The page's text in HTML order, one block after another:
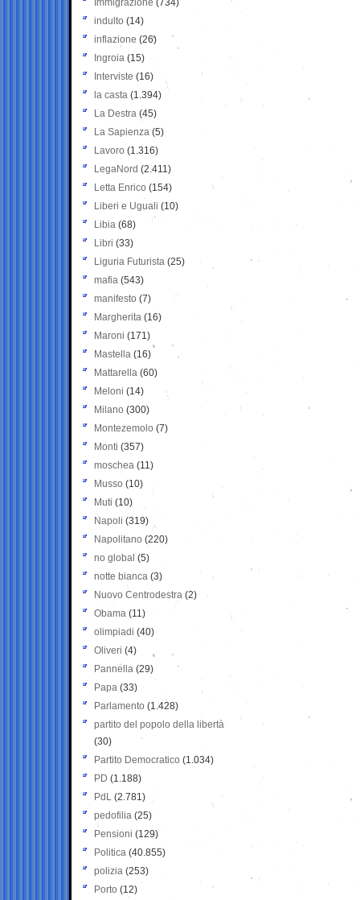
Immigrazione (734)
indulto (14)
inflazione (26)
Ingroia (15)
Interviste (16)
la casta (1.394)
La Destra (45)
La Sapienza (5)
Lavoro (1.316)
LegaNord (2.411)
Letta Enrico (154)
Liberi e Uguali (10)
Libia (68)
Libri (33)
Liguria Futurista (25)
mafia (543)
manifesto (7)
Margherita (16)
Maroni (171)
Mastella (16)
Mattarella (60)
Meloni (14)
Milano (300)
Montezemolo (7)
Monti (357)
moschea (11)
Musso (10)
Muti (10)
Napoli (319)
Napolitano (220)
no global (5)
notte bianca (3)
Nuovo Centrodestra (2)
Obama (11)
olimpiadi (40)
Oliveri (4)
Pannella (29)
Papa (33)
Parlamento (1.428)
partito del popolo della libertà
(30)
Partito Democratico (1.034)
PD (1.188)
PdL (2.781)
pedofilia (25)
Pensioni (129)
Politica (40.855)
polizia (253)
Porto (12)